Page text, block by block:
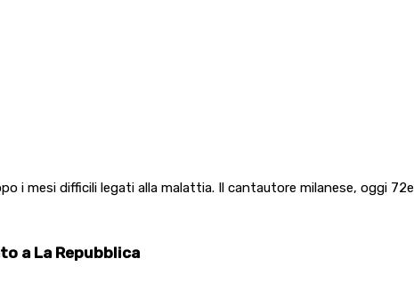
i mesi difficili legati alla malattia. Il cantautore milanese, oggi
a La Repubblica